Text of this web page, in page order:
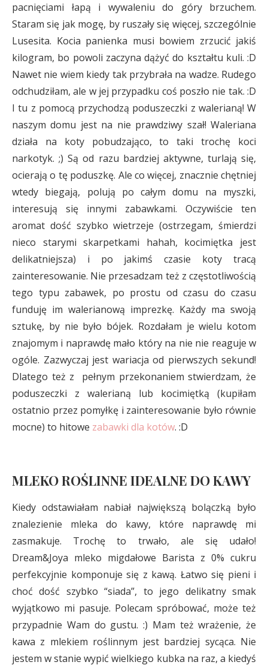
pacnięciami łapą i wywaleniu do góry brzuchem.
Staram się jak mogę, by ruszały się więcej, szczególnie
Lusesita. Kocia panienka musi bowiem zrzucić jakiś
kilogram, bo powoli zaczyna dążyć do kształtu kuli. :D
Nawet nie wiem kiedy tak przybrała na wadze. Rudego
odchudziłam, ale w jej przypadku coś poszło nie tak. :D
I tu z pomocą przychodzą poduszeczki z walerianą! W
naszym domu jest na nie prawdziwy szał! Waleriana
działa na koty pobudzająco, to taki trochę koci
narkotyk. ;) Są od razu bardziej aktywne, turlają się,
ocierają o tę poduszkę. Ale co więcej, znacznie chętniej
wtedy biegają, polują po całym domu na myszki,
interesują się innymi zabawkami. Oczywiście ten
aromat dość szybko wietrzeje (ostrzegam, śmierdzi
nieco starymi skarpetkami hahah, kocimiętka jest
delikatniejsza) i po jakimś czasie koty tracą
zainteresowanie. Nie przesadzam też z częstotliwością
tego typu zabawek, po prostu od czasu do czasu
funduję im walerianową imprezkę. Każdy ma swoją
sztukę, by nie było bójek. Rozdałam je wielu kotom
znajomym i naprawdę mało który na nie nie reaguje w
ogóle. Zazwyczaj jest wariacja od pierwszych sekund!
Dlatego też z pełnym przekonaniem stwierdzam, że
poduszeczki z walerianą lub kocimiętką (kupiłam
ostatnio przez pomyłkę i zainteresowanie było równie
mocne) to hitowe zabawki dla kotów. :D
MLEKO ROŚLINNE IDEALNE DO KAWY
Kiedy odstawiałam nabiał największą bolączką było
znalezienie mleka do kawy, które naprawdę mi
zasmakuje. Trochę to trwało, ale się udało!
Dream&Joya mleko migdałowe Barista z 0% cukru
perfekcyjnie komponuje się z kawą. Łatwo się pieni i
choć dość szybko “siada”, to jego delikatny smak
wyjątkowo mi pasuje. Polecam spróbować, może też
przypadnie Wam do gustu. :) Mam też wrażenie, że
kawa z mlekiem roślinnym jest bardziej sycąca. Nie
jestem w stanie wypić wielkiego kubka na raz, a kiedyś